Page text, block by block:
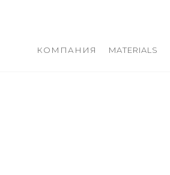
КОМПАНИЯ MATERIALS